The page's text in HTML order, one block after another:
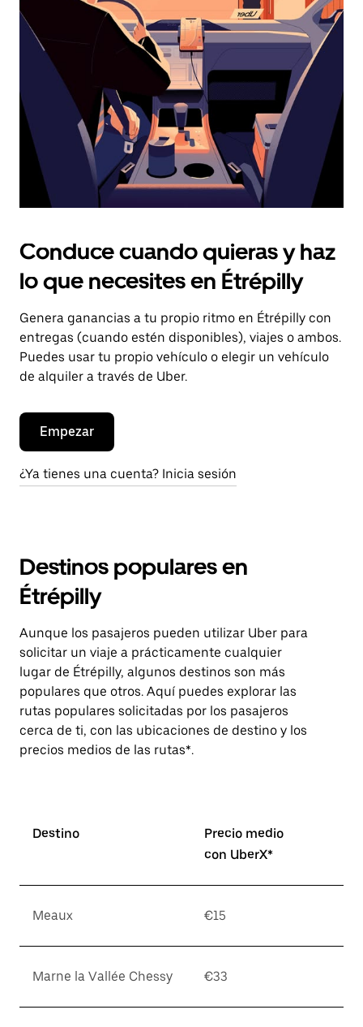
el
botón
escape
el
calendario.
Conduce cuando quieras y haz
lo que necesites en Étrépilly
Genera ganancias a tu propio ritmo en Étrépilly con
entregas (cuando estén disponibles), viajes o ambos.
Puedes usar tu propio vehículo o elegir un vehículo
de alquiler a través de Uber.
Empezar
¿Ya tienes una cuenta? Inicia sesión
Destinos populares en
Étrépilly
Aunque los pasajeros pueden utilizar Uber para
solicitar un viaje a prácticamente cualquier
lugar de Étrépilly, algunos destinos son más
populares que otros. Aquí puedes explorar las
rutas populares solicitadas por los pasajeros
cerca de ti, con las ubicaciones de destino y los
precios medios de las rutas*.
Destino
Precio medio
con UberX*
Meaux €15
Marne la Vallée Chessy €33